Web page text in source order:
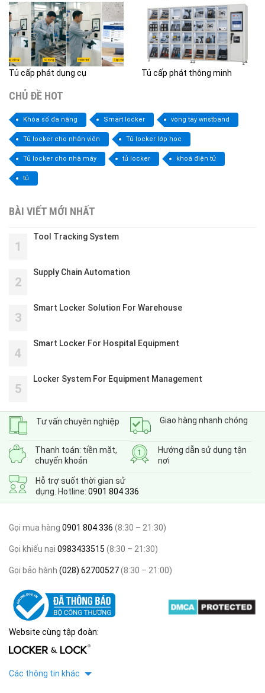
Tủ cấp phát dụng cụ Tủ cấp phát thông minh
CHỦ ĐỀ HOT
Khóa số đa năng Smart locker vòng tay wristband
Tủ locker cho nhân viên Tủ locker lớp học
Tủ locker cho nhà máy tủ locker khoá điện tử
tủ
BÀI VIẾT MỚI NHẤT
1
Tool Tracking System
2
Supply Chain Automation
3
Smart Locker Solution For Warehouse
4
Smart Locker For Hospital Equipment
5
Locker System For Equipment Management
Tư vấn chuyên nghiệp Giao hàng nhanh chóng
Thanh toán: tiền mặt,
chuyển khoản
Hướng dẫn sử dụng tận
nơi
Hỗ trợ suốt thời gian sử
dụng. Hotline: 0901 804 336
Gọi mua hàng 0901 804 336 (8:30 – 21:30)
Gọi khiếu nại 0983433515 (8:30 – 21:30)
Gọi bảo hành (028) 62700527(8:30 – 21:00)
Website cùng tập đoàn:
Các thông tin khác